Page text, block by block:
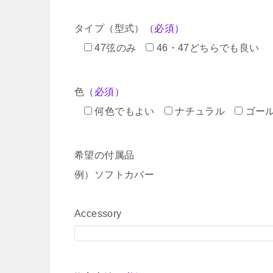
タイプ（型式）
（必須）
47弦のみ
46・47どちらでも良い
色 （必須）
何色でもよい
ナチュラル ゴー
希望の付属品
例）ソフトカバー
Accessory